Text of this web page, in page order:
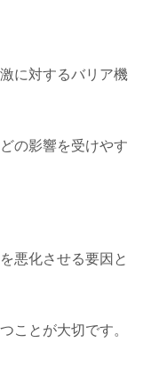
に対するバリア機
の影響を受けやす
悪化させる要因と
ことが大切です。